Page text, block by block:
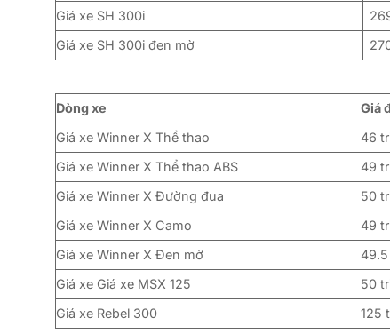
Giá xe SH 300i
Giá xe SH 300i đen mờ
Dòng xe Giá
Giá xe Winner X Thể thao
46
Giá xe Winner X Thể thao ABS
49
Giá xe Winner X Đường đua
50
Giá xe Winner X Camo
49
Giá xe Winner X Đen mờ
Giá xe Giá xe MSX 125
50
Giá xe Rebel 300
125